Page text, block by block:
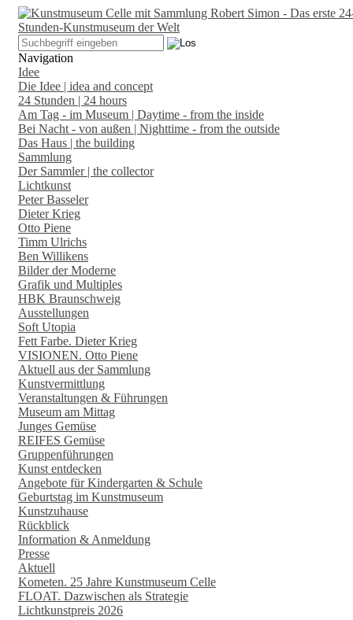
Navigation
Idee
Die Idee | idea and concept
24 Stunden | 24 hours
Am Tag - im Museum | Daytime - from the inside
Bei Nacht - von außen | Nighttime - from the outside
Das Haus | the building
Sammlung
Der Sammler | the collector
Lichtkunst
Peter Basseler
Dieter Krieg
Otto Piene
Timm Ulrichs
Ben Willikens
Bilder der Moderne
Grafik und Multiples
HBK Braunschweig
Ausstellungen
Soft Utopia
Fett Farbe. Dieter Krieg
VISIONEN. Otto Piene
Aktuell aus der Sammlung
Kunstvermittlung
Veranstaltungen & Führungen
Museum am Mittag
Junges Gemüse
REIFES Gemüse
Gruppenführungen
Kunst entdecken
Angebote für Kindergarten & Schule
Geburtstag im Kunstmuseum
Kunstzuhause
Rückblick
Information & Anmeldung
Presse
Aktuell
Kometen. 25 Jahre Kunstmuseum Celle
FLOAT. Dazwischen als Strategie
Lichtkunstpreis 2026